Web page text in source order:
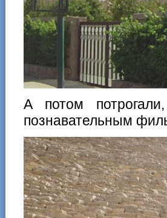
А потом
познавательным